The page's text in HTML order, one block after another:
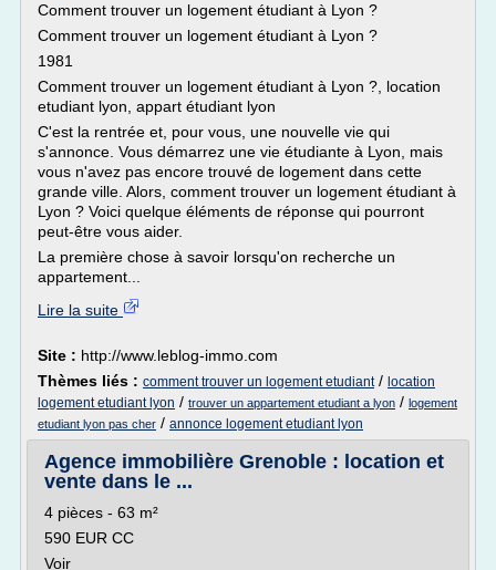
Comment trouver un logement étudiant à Lyon ?
Comment trouver un logement étudiant à Lyon ?
1981
Comment trouver un logement étudiant à Lyon ?, location
etudiant lyon, appart étudiant lyon
C'est la rentrée et, pour vous, une nouvelle vie qui
s'annonce. Vous démarrez une vie étudiante à Lyon, mais
vous n'avez pas encore trouvé de logement dans cette
grande ville. Alors, comment trouver un logement étudiant à
Lyon ? Voici quelque éléments de réponse qui pourront
peut-être vous aider.
La première chose à savoir lorsqu'on recherche un
appartement...
Lire la suite
Site : http://www.leblog-immo.com
Thèmes liés : comment trouver un logement etudiant/ location
logement etudiant lyon / trouver un appartement etudiant a lyon / logement
etudiant lyon pas cher / annonce logement etudiant lyon
Agence immobilière Grenoble : location et
vente dans le ...
4 pièces - 63 m²
590 EUR CC
Voir